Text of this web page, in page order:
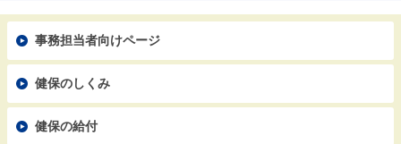
事務担当者向けページ
健保のしくみ
健保の給付